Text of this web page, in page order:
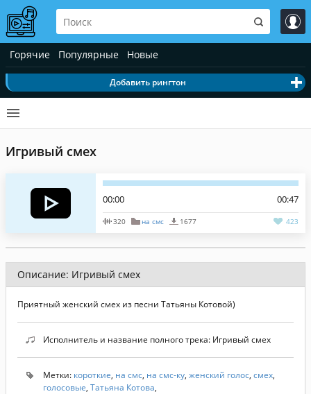
Горячие Популярные Новые
Добавить рингтон
Игривый смех
00:00 00:47
320 на смс 1677 423
Описание: Игривый смех
Приятный женский смех из песни Татьяны Котовой)
Исполнитель и название полного трека: Игривый смех
Метки: короткие, на смс, на смс-ку, женский голос, смех,
голосовые, Татьяна Котова,